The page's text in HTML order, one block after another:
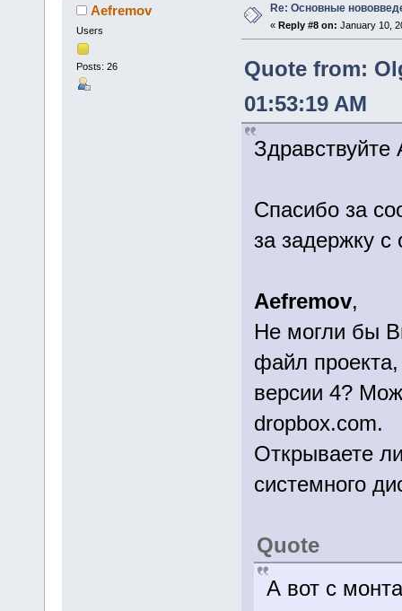
Aefremov
Users
Posts: 26
Re: Основные
« Reply #8 on: January 10,
Quote from:
01:53:19 AM
Спасибо за
за задержку с
Aefremov,
Не могли бы
файл
версии 4?
dropbox.com.
Открываете
системного
Quote
А вот с